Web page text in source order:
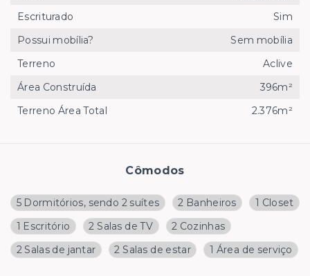
Cômodos
5 Dormitórios, sendo 2 suítes 2 Banheiros
1 Closet
1 Escritório
2 Salas de TV
2 Cozinhas
2 Salas de jantar
2 Salas de estar 1 Área de serviço
Escriturado
Sim
Possui mobília?
Sem mobília
Terreno
Aclive
Área Construída
396m²
Terreno Área Total
2.376m²